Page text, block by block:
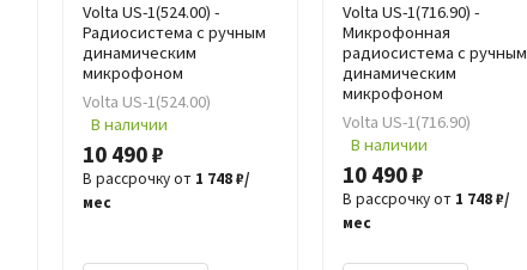
Volta US-1(524.00) -
Радиосистема с ручным
динамическим
микрофоном
Volta US-1(524.00)
В наличии
10 490 ₽
В рассрочку от 1 748 ₽/
мес
Volta US-1(716.90) -
Микрофонная
радиосистема с ручным
динамическим
микрофоном
Volta US-1(716.90)
В наличии
10 490 ₽
В рассрочку от 1 748 ₽/
мес